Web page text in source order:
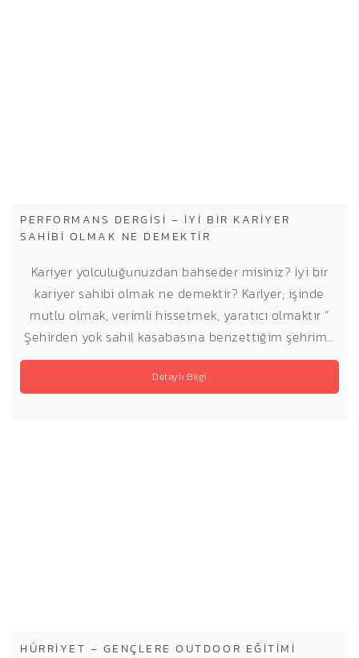
PERFORMANS DERGISI – İYI BIR KARIYER
SAHIBI OLMAK NE DEMEKTIR
Kariyer yolculuğunuzdan bahseder misiniz? İyi bir
kariyer sahibi olmak ne demektir? Karlyer; işinde
mutlu olmak, verimli hissetmek, yaratıcı olmaktır “
Şehirden yok sahil kasabasına benzettiğim şehrim…
Detaylı Bilgi
HÜRRIYET – GENÇLERE OUTDOOR EĞITIMI